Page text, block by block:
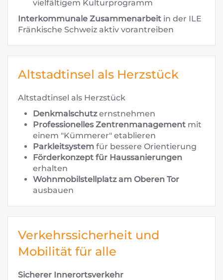
vielfältigem Kulturprogramm
Interkommunale Zusammenarbeit in der ILE
Fränkische Schweiz aktiv vorantreiben
Altstadtinsel als Herzstück
Altstadtinsel als Herzstück
Denkmalschutzernstnehmen
Professionelles Zentrenmanagement mit
einem "Kümmerer" etablieren
Parkleitsystem für bessere Orientierung
Förderkonzept für Haussanierungen
erhalten
Wohnmobilstellplatz am Oberen Tor
ausbauen
Verkehrssicherheit und
Mobilität für alle
Sicherer Innerortsverkehr